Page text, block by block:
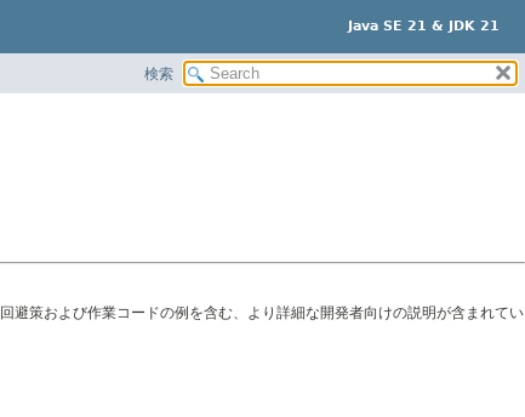
Java SE 21 & JDK 21
検索
避策および作業コードの例を含む、より詳細な開発者向けの説明が含まれてい